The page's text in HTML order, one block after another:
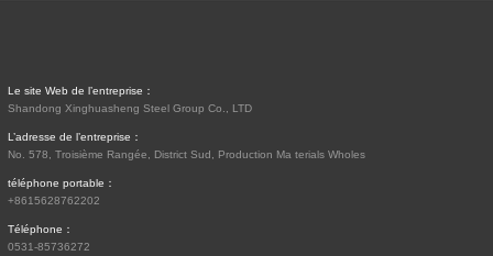
Le site Web de l’entreprise：
Shandong Xinghuasheng Steel Group Co., LTD
L’adresse de l’entreprise：
No. 578, Troisième Rangée, District Sud, Production Ma terials Wholes
téléphone portable：
+8615628762202
Téléphone：
0531-85736272